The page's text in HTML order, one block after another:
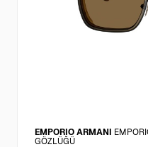
EMPORIO ARMANI
GÖZLÜĞÜ